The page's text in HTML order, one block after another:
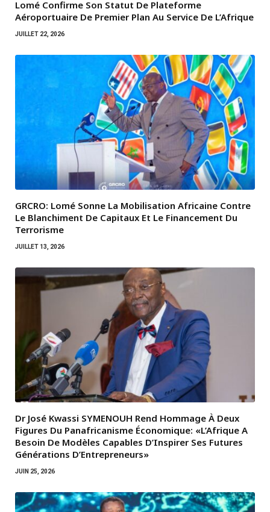
Lomé Confirme Son Statut De Plateforme
Aéroportuaire De Premier Plan Au Service De L’Afrique
JUILLET 22, 2026
GRCRO: Lomé Sonne La Mobilisation Africaine Contre
Le Blanchiment De Capitaux Et Le Financement Du
Terrorisme
JUILLET 13, 2026
Dr José Kwassi SYMENOUH Rend Hommage À Deux
Figures Du Panafricanisme Économique: «L’Afrique A
Besoin De Modèles Capables D’Inspirer Ses Futures
Générations D’Entrepreneurs»
JUIN 25, 2026